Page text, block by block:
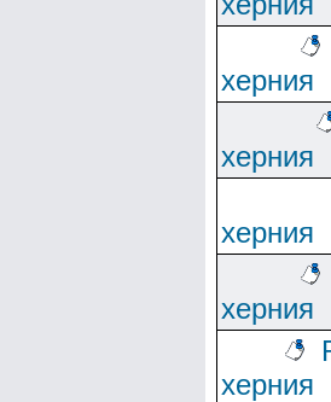
херния
херния
херния
херния
херния